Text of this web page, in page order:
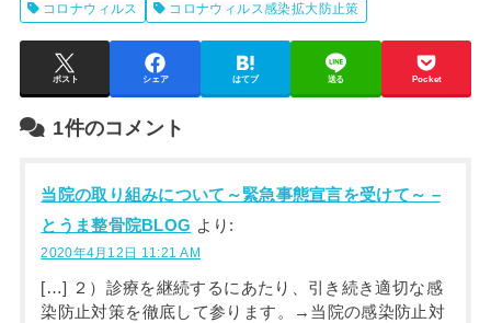
コロナウィルス
コロナウィルス感染拡大防止策
ポスト シェア はてブ 送る Pocket
1件のコメント
当院の取り組みについて～緊急事態宣言を受けて～ –
とうま整骨院BLOG より:
2020年4月12日 11:21 AM
[…] ２）診療を継続するにあたり、引き続き適切な感
染防止対策を徹底して参ります。→当院の感染防止対